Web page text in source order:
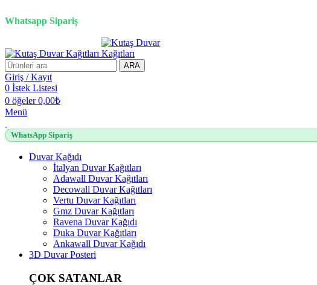
Whatsapp Sipariş
ARA
Giriş / Kayıt
0 İstek Listesi
0 öğeler 0,00₺
Menü
WhatsApp Sipariş
Duvar Kağıdı
İtalyan Duvar Kağıtları
Adawall Duvar Kağıtları
Decowall Duvar Kağıtları
Vertu Duvar Kağıtları
Gmz Duvar Kağıtları
Ravena Duvar Kağıdı
Duka Duvar Kağıtları
Ankawall Duvar Kağıdı
3D Duvar Posteri
ÇOK SATANLAR